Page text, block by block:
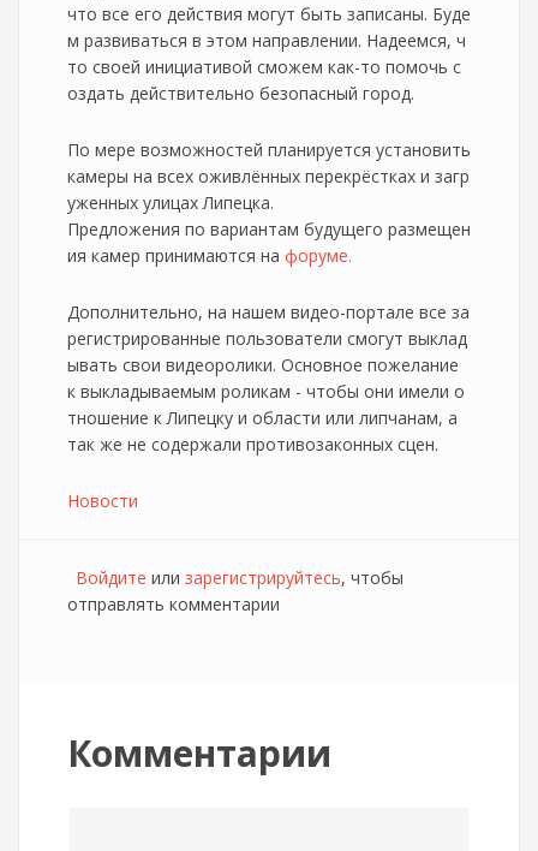
что все его действия могут быть записаны. Буде
м развиваться в этом направлении. Надеемся, ч
то своей инициативой сможем как-то помочь с
оздать действительно безопасный город.
По мере возможностей планируется установить
камеры на всех оживлённых перекрёстках и загр
уженных улицах Липецка.
Предложения по вариантам будущего размещен
ия камер принимаются на форуме.
Дополнительно, на нашем видео-портале все за
регистрированные пользователи смогут выклад
ывать свои видеоролики. Основное пожелание
к выкладываемым роликам - чтобы они имели о
тношение к Липецку и области или липчанам, а
так же не содержали противозаконных сцен.
Новости
Войдите или зарегистрируйтесь, чтобы
отправлять комментарии
Комментарии